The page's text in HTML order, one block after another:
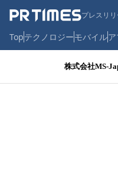
プレスリ
Topテクノロジーモバイルア
株式会社MS-